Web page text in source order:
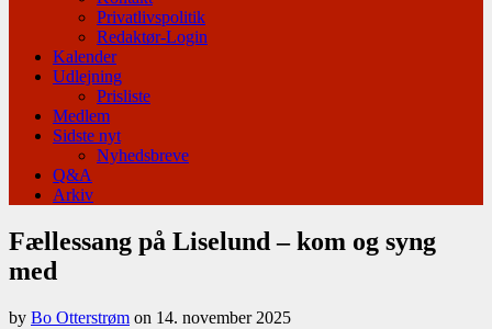
Privatlivspolitik
Redaktør-Login
Kalender
Udlejning
Prisliste
Medlem
Sidste nyt
Nyhedsbreve
Q&A
Arkiv
Fællessang på Liselund – kom og syng
med
by Bo Otterstrøm on 14. november 2025